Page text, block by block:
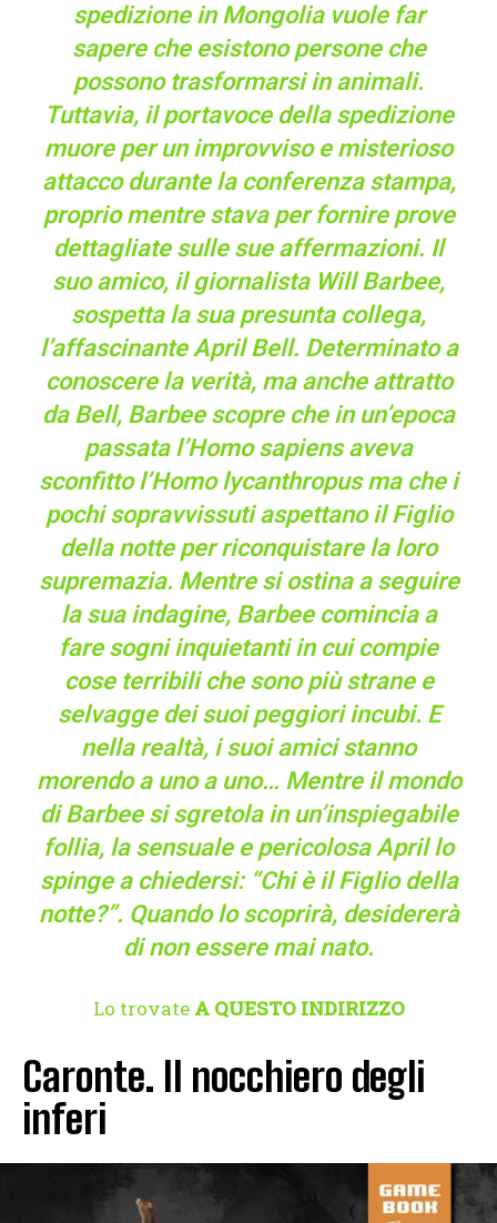
spedizione in Mongolia vuole far
sapere che esistono persone che
possono trasformarsi in animali.
Tuttavia, il portavoce della spedizione
muore per un improvviso e misterioso
attacco durante la conferenza stampa,
proprio mentre stava per fornire prove
dettagliate sulle sue affermazioni. Il
suo amico, il giornalista Will Barbee,
sospetta la sua presunta collega,
l’affascinante April Bell. Determinato a
conoscere la verità, ma anche attratto
da Bell, Barbee scopre che in un’epoca
passata l’Homo sapiens aveva
sconfitto l’Homo lycanthropus ma che i
pochi sopravvissuti aspettano il Figlio
della notte per riconquistare la loro
supremazia. Mentre si ostina a seguire
la sua indagine, Barbee comincia a
fare sogni inquietanti in cui compie
cose terribili che sono più strane e
selvagge dei suoi peggiori incubi. E
nella realtà, i suoi amici stanno
morendo a uno a uno… Mentre il mondo
di Barbee si sgretola in un’inspiegabile
follia, la sensuale e pericolosa April lo
spinge a chiedersi: “Chi è il Figlio della
notte?”. Quando lo scoprirà, desidererà
di non essere mai nato.
Lo trovateA QUESTO INDIRIZZO
Caronte. Il nocchiero degli
inferi